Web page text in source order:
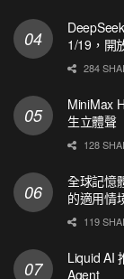
1/19，開
284
MiniMax
生立體聲
128
全球記憶
的適用情
119
Liquid AI
Agent